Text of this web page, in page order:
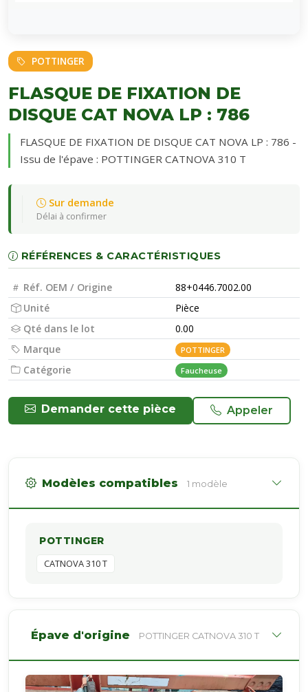
POTTINGER
FLASQUE DE FIXATION DE
DISQUE CAT NOVA LP : 786
FLASQUE DE FIXATION DE DISQUE CAT NOVA LP : 786 -
Issu de l'épave : POTTINGER CATNOVA 310 T
Sur demande
Délai à confirmer
RÉFÉRENCES & CARACTÉRISTIQUES
Réf. OEM / Origine
88+0446.7002.00
Unité
Pièce
Qté dans le lot
0.00
Marque
POTTINGER
Catégorie Faucheuse
Demander cette pièce Appeler
Modèles compatibles 1 modèle
POTTINGER
CATNOVA 310 T
Épave d'origine POTTINGER CATNOVA 310 T